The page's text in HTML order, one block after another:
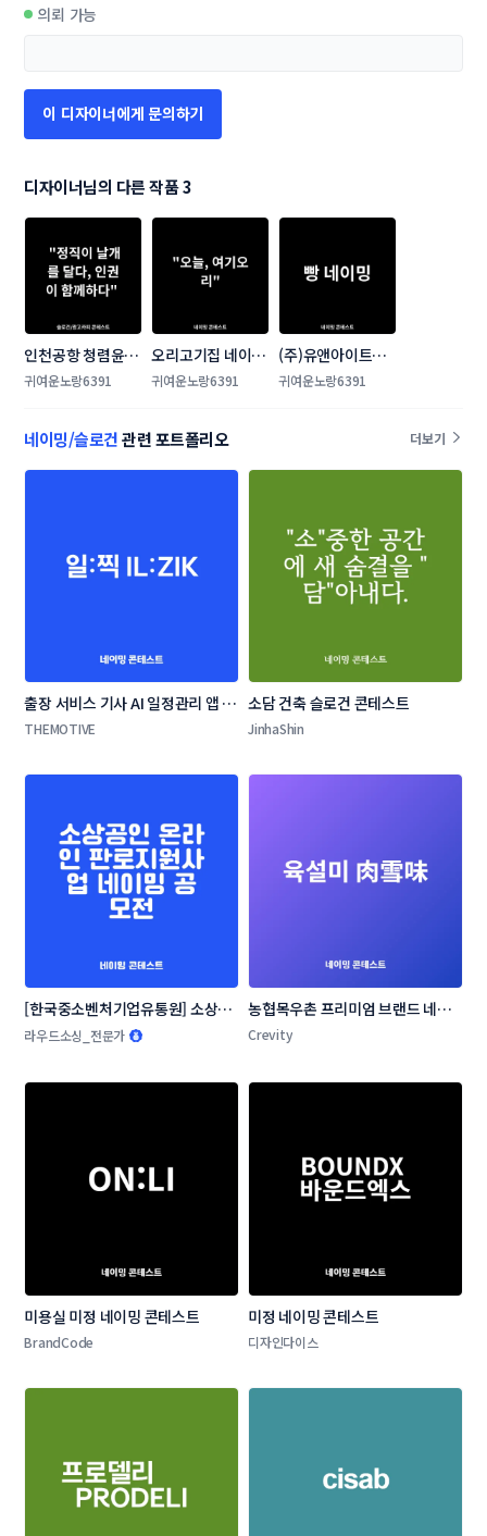
의뢰 가능
이 디자이너에게 문의하기
디자이너님의 다른 작품 3
인천공항 청렴윤리
·인권 슬로건 대국
귀여운노랑6391
오리고기집 네이밍
콘테스트
귀여운노랑6391
(주)유앤아이트레
이드 빵 브랜드 네
귀여운노랑6391
네이밍/슬로건관련 포트폴리오 더보기
출장 서비스 기사 AI 일정관리 앱 네
이밍 콘테스트
THEMOTIVE
소담 건축 슬로건 콘테스트
JinhaShin
[한국중소벤처기업유통원] 소상공
인 온라인 판로지원사업 네이밍 공
라우드소싱_전문가
농협목우촌 프리미엄 브랜드 네이
밍 공모
Crevity
미용실 미정 네이밍 콘테스트
BrandCode
미정 네이밍 콘테스트
디자인다이스